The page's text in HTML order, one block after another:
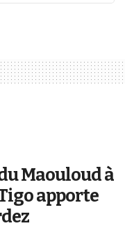
Maouloud à
apporte